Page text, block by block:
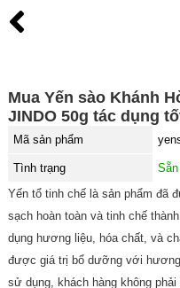
Mua Yến sào Khánh
JINDO 50g tác dụng
Mã sản phẩm
Tình trạng
Yến tổ tinh chế là sản phẩm đã
sạch hoàn toàn và tinh chế
dụng hương liệu, hóa chất, và
được giá trị bổ dưỡng với
sử dụng, khách hàng không